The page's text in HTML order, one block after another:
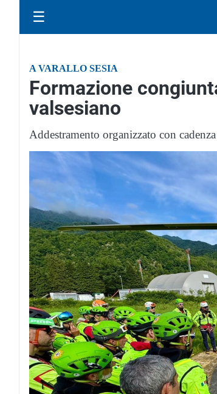
☰
A VARALLO SESIA
Formazione
valsesiano
Addestramento organizzato con